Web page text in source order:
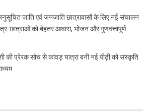
जाति एवं जनजाति छात्रावासों के लिए नई संचालन
छात्राओं को बेहतर आवास, भोजन और गुणवत्तापूर्ण
की प्रेरक सोच से कांवड़ यात्रा बनी नई पीढ़ी को संस्कृति